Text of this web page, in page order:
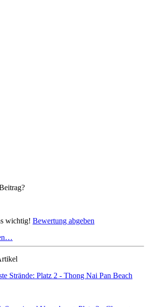
wichtig! Bewertung abgeben
Strände: Platz 2 - Thong Nai Pan Beach